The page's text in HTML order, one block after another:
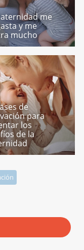
me
y me
mucho
de
para
los
de la